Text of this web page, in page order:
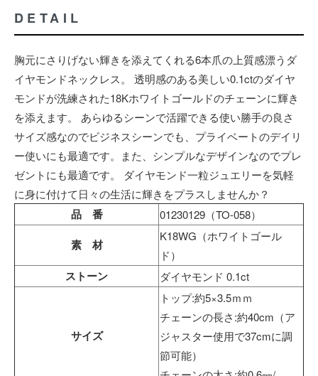
DETAIL
胸元にさりげない輝きを添えてくれる6本爪の上質感漂うダ
イヤモンドネックレス。 透明感のある美しい0.1ctのダイヤ
モンドが洗練された18Kホワイトゴールドのチェーンに輝き
を添えます。 あらゆるシーンで活躍できる使い勝手の良さ
サイズ感なのでビジネスシーンでも、プライベートのデイリ
ー使いにも最適です。また、シンプルなデザインなのでプレ
ゼントにも最適です。 ダイヤモンド一粒ジュエリーを気軽
に身に付けて日々の生活に輝きをプラスしませんか？
品 番 01230129（TO-058）
素 材
K18WG（ホワイトゴール
ド）
ストーン ダイヤモンド 0.1ct
サイズ
トップ:約5×3.5ｍｍ
チェーンの長さ:約40cm（ア
ジャスター使用で37cmに調
節可能）